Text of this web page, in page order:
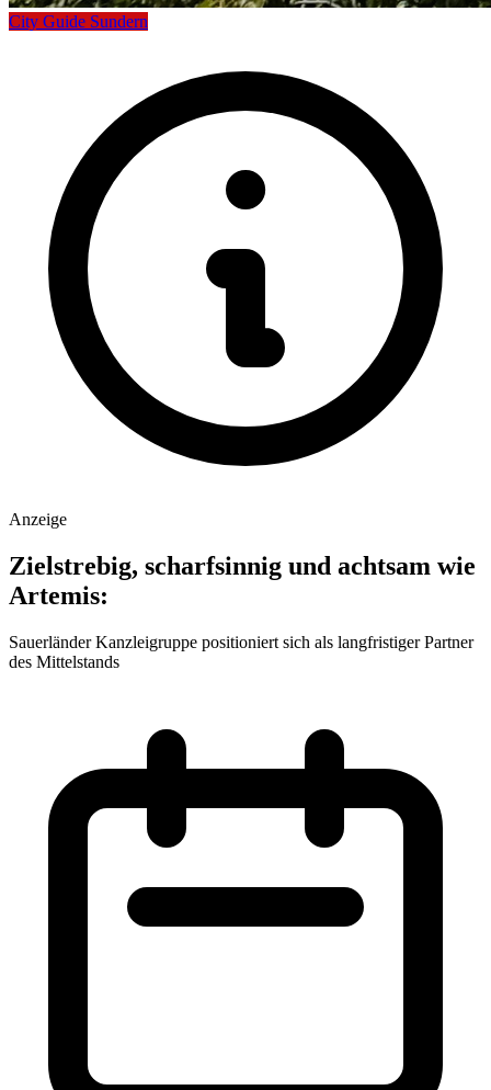
City Guide Sundern
Anzeige
Zielstrebig, scharfsinnig und achtsam wie
Artemis:
Sauerländer Kanzleigruppe positioniert sich als langfristiger Partner
des Mittelstands